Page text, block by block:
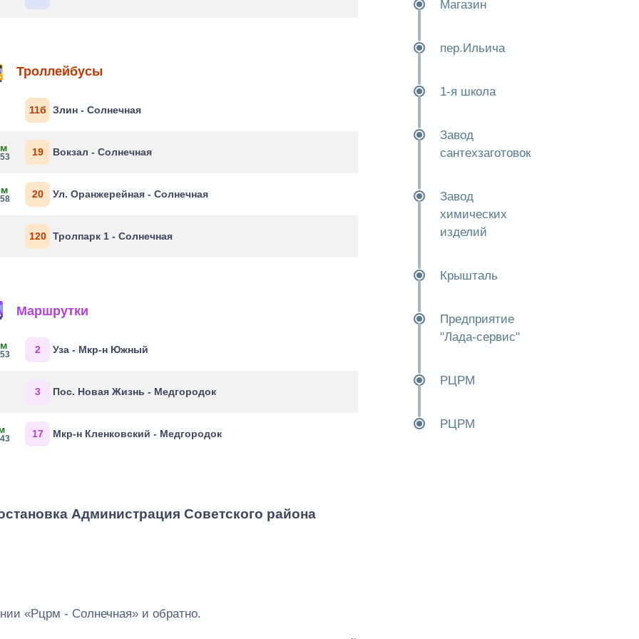
Троллейбусы
11б Злин - Солнечная
19 Вокзал - Солнечная
20 Ул. Оранжерейная - Солнечная
120 Тролпарк 1 - Солнечная
Маршрутки
2 Уза - Мкр-н Южный
3 Пос. Новая Жизнь - Медгородок
17 Мкр-н Кленковский - Медгородок
Администрация Советского района
«Рцрм - Солнечная» и обратно.
Магазин
пер.Ильича
1-я школа
Завод
сантехзаготовок
Завод
химических
изделий
Крышталь
Предприятие
"Лада-сервис"
РЦРМ
РЦРМ